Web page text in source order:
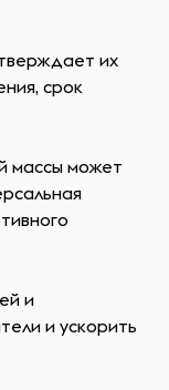
их
срок
массы может
и
и ускорить